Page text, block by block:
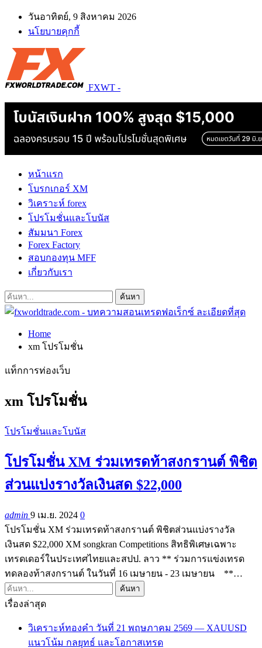
วันอาทิตย์, 9 สิงหาคม 2026
นโยบายคุกกี้
FXWT -
หน้าแรก
โบรกเกอร์ XM
วิเคราะห์ forex
โปรโมชั่นและโบนัส
สัมมนา Forex
Forex Factory
สอบกองทุน MFF
เกี่ยวกับเรา
Home
xm โปรโมชั่น
แท็กการท่องเว็บ
xm โปรโมชั่น
โปรโมชั่นและโบนัส
โปรโมชั่น XM ร่วมเทรดท้าสงกรานต์ พิชิต
ส่วนแบ่งรางวัลเงินสด $22,000
admin 9 เม.ย. 2024 0
โปรโมชั่น XM ร่วมเทรดท้าสงกรานต์ พิชิตส่วนแบ่งรางวัล
เงินสด $22,000 XM songkran Competitions สิทธิพิเศษเฉพาะ
เทรดเดอร์ในประเทศไทยและสปป. ลาว ** ร่วมการแข่งเทรด
ทดลองท้าสงกรานต์ ในวันที่ 16 เมษายน - 23 เมษายน **…
เรื่องล่าสุด
วิเคราะห์ทองคำ วันที่ 21 พฤษภาคม 2569 — XAUUSD
แนวโน้ม กลยุทธ์ และโอกาสเทรด